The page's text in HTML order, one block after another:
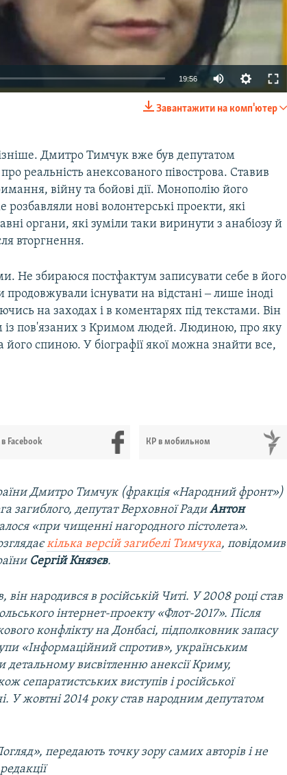
19:56
Завантажити на комп'ютер
Дмитро Тимчук вже був депутатом
реальність анексованого півострова. Ставив
війну та бойові дії. Монополію його
нові волонтерські проекти, які
органи, які зуміли таки виринути з анабіозу й
вторгнення.
Не збираюся постфактум записувати себе в його
продовжували існувати на відстані ‒ лише іноді
на заходах і в коментарях під текстами. Він
із пов'язаних з Кримом людей. Людиною, про яку
його спиною. У біографії якої можна знайти все,
Facebook КР в мобильном
Дмитро Тимчук (фракція «Народний фронт»)
загиблого, депутат Верховної РадиАнтон
«при чищенні нагородного пістолета».
кілька версій загибелі Тимчука, повідомив
Сергій Князєв.
народився в російській Читі. У 2008 році став
інтернет-проекту «Флот-2017». Після
конфлікту на Донбасі, підполковник запасу
«Інформаційний спротив», українським
детальному висвітленню анексії Криму,
сепаратистських виступів і російської
У жовтні 2014 року став народним депутатом
передають точку зору самих авторів і не